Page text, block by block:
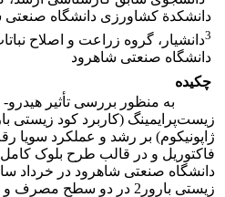
دانشکدة کشاورزی دانشگاه صنعتی
3دانشیار، گروه زراعت و اصلاح
دانشگاه صنعتی شاهرود
چکیده
به منظور بررسی تأثیر هیدرو-
فاکتوریل و در قالب طرح بلوک کامل
زیستی بارور2 در دو سطح